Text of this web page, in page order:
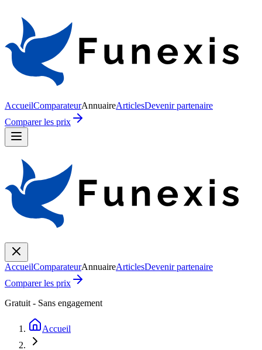
AccueilComparateurAnnuaireArticlesDevenir partenaire
Comparer les prix
AccueilComparateurAnnuaireArticlesDevenir partenaire
Comparer les prix
Gratuit - Sans engagement
Accueil